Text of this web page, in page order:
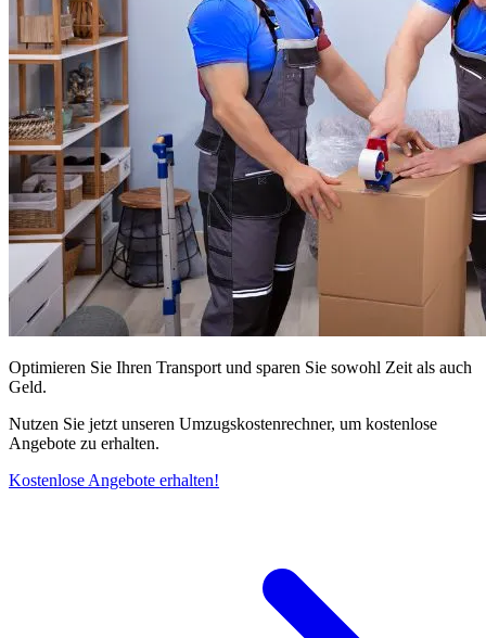
Optimieren Sie Ihren Transport und sparen Sie sowohl Zeit als auch
Geld.
Nutzen Sie jetzt unseren Umzugskostenrechner, um kostenlose
Angebote zu erhalten.
Kostenlose Angebote erhalten!